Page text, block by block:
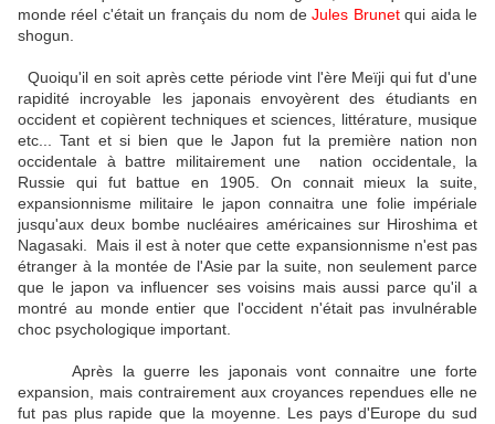
monde réel c'était un français du nom deJules Brunetqui aida le
shogun.
Quoiqu'il en soit après cette période vint l'ère Meïji qui fut d'une
rapidité incroyable les japonais envoyèrent des étudiants en
occident et copièrent techniques et sciences, littérature, musique
etc... Tant et si bien que le Japon fut la première nation non
occidentale à battre militairement une nation occidentale, la
Russie qui fut battue en 1905. On connait mieux la suite,
expansionnisme militaire le japon connaitra une folie impériale
jusqu'aux deux bombe nucléaires américaines sur Hiroshima et
Nagasaki. Mais il est à noter que cette expansionnisme n'est pas
étranger à la montée de l'Asie par la suite, non seulement parce
que le japon va influencer ses voisins mais aussi parce qu'il a
montré au monde entier que l'occident n'était pas invulnérable
choc psychologique important.
Après la guerre les japonais vont connaitre une forte
expansion, mais contrairement aux croyances rependues elle ne
fut pas plus rapide que la moyenne. Les pays d'Europe du sud